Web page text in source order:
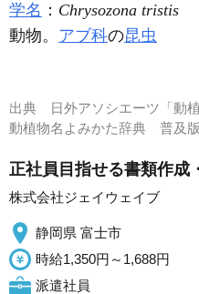
学名 ： Chrysozona tristis
動物。 アブ科の昆虫
出典
日外アソシエーツ「動
動植物名よみかた辞典 普及
正社員目指せる書類作成
株式会社ジェイウェイブ
静岡県 富士市
時給1,350円～1,688円
派遣社員